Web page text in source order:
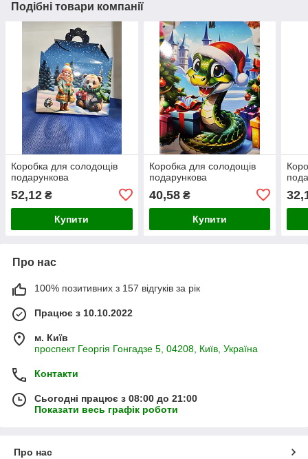
Подібні товари компанії
Коробка для солодощів
подарункова
52,12 ₴
Купити
Коробка для солодощів
подарункова
40,58₴
Купити
Про нас
100% позитивних з 157 відгуків за рік
Працює з 10.10.2022
м. Київ
проспект Георгія Гонгадзе 5, 04208, Київ, Україна
Контакти
Сьогодні працює з 08:00 до 21:00
Показати весь графік роботи
Про нас